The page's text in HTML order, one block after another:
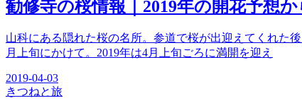
勧修寺の桜情報｜2019年の開花予想
山科にある隠れた桜の名所。参道で桜が出迎えてくれた
月上旬にかけて。2019年は4月上旬ごろに満開を迎え
2019-04-03
きつねと旅